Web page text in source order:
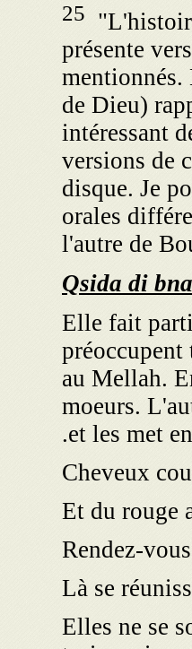
25
présente
mentionnés.
de Dieu)
intéressant
versions de
disque. Je
orales
l'autre de
Elle fait
préoccupent
au Mellah.
moeurs.
et les met
Et du rouge
Rendez-
Là se
Elles ne se